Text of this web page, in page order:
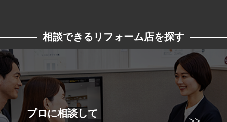
相談できるリフォーム店を探す
プロに相談して